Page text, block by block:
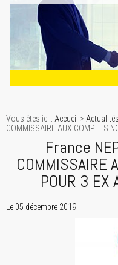
Vous êtes ici : Accueil > Actualités
COMMISSAIRE AUX COMPTES
France
COMMISSAIRE
POUR 3
Le 05 décembre 2019